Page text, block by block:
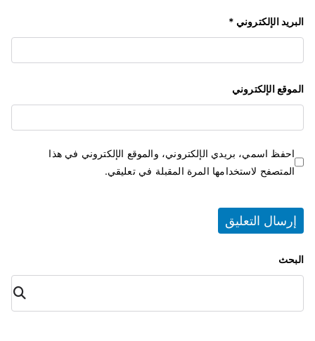
البريد الإلكتروني *
الموقع الإلكتروني
احفظ اسمي، بريدي الإلكتروني، والموقع الإلكتروني في هذا
المتصفح لاستخدامها المرة المقبلة في تعليقي.
البحث
البح
ث